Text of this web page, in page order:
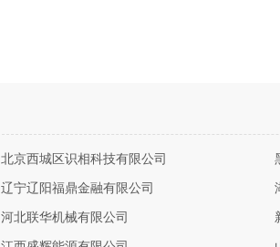
北京西城区识相科技有限公司
辽宁辽阳福鼎金融有限公司
河北联华机械有限公司